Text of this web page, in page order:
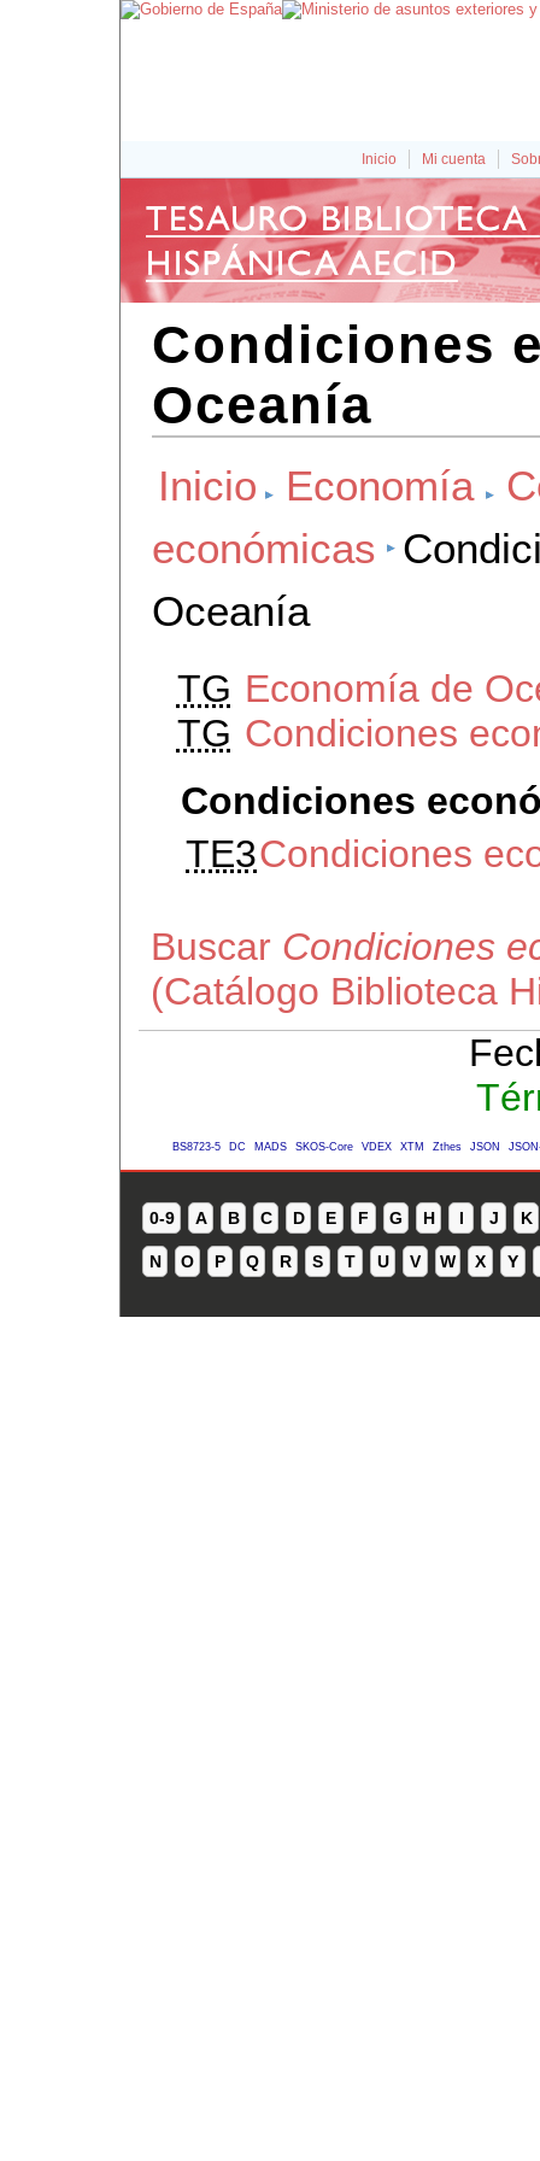
Inicio Mi cuenta
Condiciones
Oceanía
Inicio Economía
económicas
Oceanía
TG Economía de
TG Condiciones
Condiciones
TE3Condiciones
Buscar Condiciones
(Catálogo Biblioteca
BS8723-5 DC MADS SKOS-Core VDEX XTM Zthes JSON
0-9 A B C D E F G H I J K
N O P Q R S T U V W X Y